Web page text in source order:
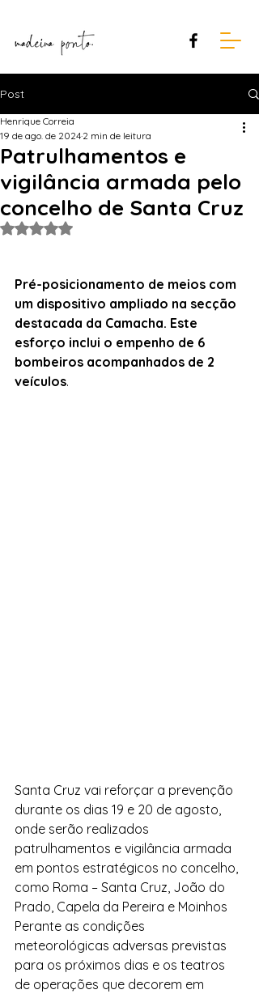
Post
Patrulhamentos e
vigilância armada pelo
concelho de Santa Cruz
Henrique Correia
19 de ago. de 2024 2 min de leitura
Avaliado com NaN de 5 estrelas.
Pré-posicionamento de meios com
um dispositivo ampliado na secção
destacada da Camacha. Este
esforço inclui o empenho de 6
bombeiros acompanhados de 2
veículos.
Santa Cruz vai reforçar a prevenção
durante os dias 19 e 20 de agosto,
onde serão realizados
patrulhamentos e vigilância armada
em pontos estratégicos no concelho,
como Roma – Santa Cruz, João do
Prado, Capela da Pereira e Moinhos
Perante as condições
meteorológicas adversas previstas
para os próximos dias e os teatros
de operações que decorem em